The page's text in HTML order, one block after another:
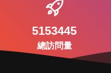
5153445
總訪問量